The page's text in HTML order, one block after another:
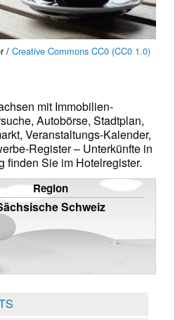
/ Creative Commons CC0 (CC0 1.0)
mit Immobilien-
Autobörse, Stadtplan,
Veranstaltungs-Kalender,
Register – Unterkünfte in
finden Sie im Hotelregister.
Region
Schweiz